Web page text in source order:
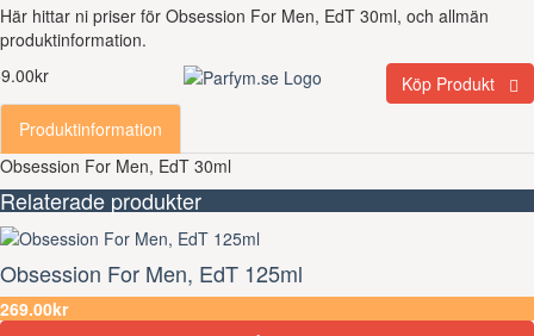
Här hittar ni priser för Obsession For Men, EdT 30ml, och allmän
produktinformation.
Köp Produkt
Produktinformation
Obsession For Men, EdT 30ml
Relaterade produkter
Obsession For Men, EdT 125ml
269.00kr